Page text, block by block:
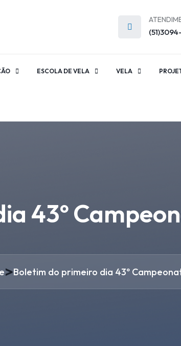
ESCOLA DE VELA VELA
43º
>Boletim do primeiro dia 43º